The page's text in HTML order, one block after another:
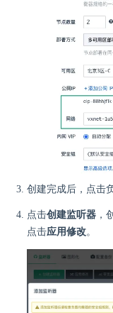
创建完成后，点击
点击创建监听器 ，
点击应用修改。